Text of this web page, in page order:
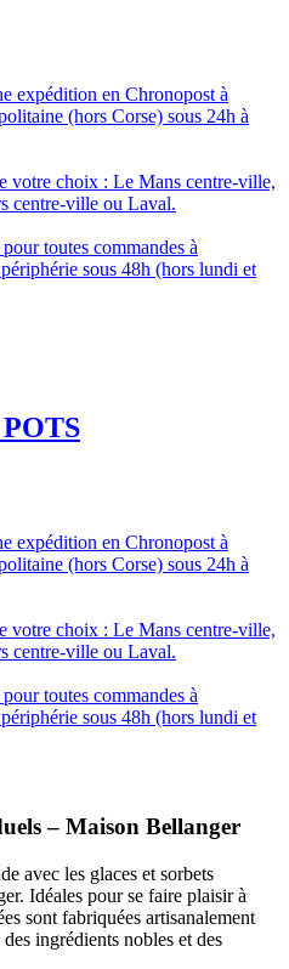
expédition en Chronopost à
(hors Corse) sous 24h à
votre choix : Le Mans centre-ville,
centre-ville ou Laval.
toutes commandes à
sous 48h (hors lundi et
expédition en Chronopost à
(hors Corse) sous 24h à
votre choix : Le Mans centre-ville,
centre-ville ou Laval.
toutes commandes à
sous 48h (hors lundi et
– Maison Bellanger
avec les glaces et sorbets
Idéales pour se faire plaisir à
sont fabriquées artisanalement
ingrédients nobles et des